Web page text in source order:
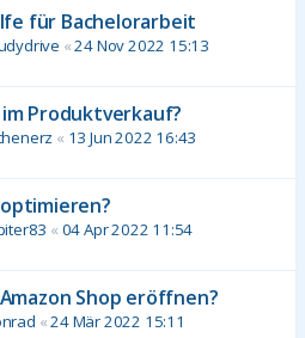
für Bachelorarbeit
«24 Nov 2022 15:13
Produktverkauf?
« 13 Jun 2022 16:43
« 04 Apr 2022 11:54
Shop eröffnen?
«24 Mär 2022 15:11